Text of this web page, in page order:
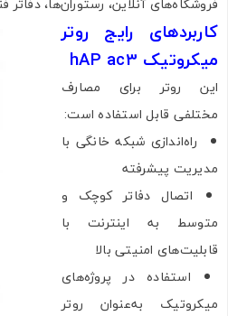
کاربردهای رایج روتر
میکروتیک hAP ac3
این روتر برای مصارف
مختلفی قابل استفاده است:
راه‌اندازی شبکه خانگی با
مدیریت پیشرفته
اتصال دفاتر کوچک و
متوسط به اینترنت با
قابلیت‌های امنیتی بالا
استفاده در پروژه‌های
میکروتیک به‌عنوان روتر